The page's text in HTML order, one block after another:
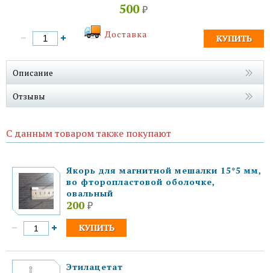
500 ₽
Доставка
Описание
Отзывы
С данным товаром также покупают
Якорь для магнитной мешалки 15*5 мм,
во фторопластовой оболочке,
овальный
200 ₽
Этилацетат